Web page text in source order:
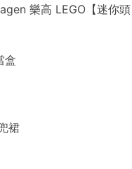
樂高 LEGO【迷你頭
盒
裙